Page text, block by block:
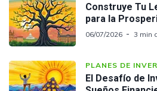
Construye Tu
para la
06/07/2026 3 min
PLANES DE
El Desafío de